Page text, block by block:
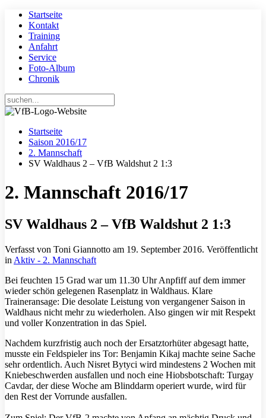
Startseite
Kontakt
Training
Anfahrt
Service
Foto-Album
Chronik
Startseite
Saison 2016/17
2. Mannschaft
SV Waldhaus 2 – VfB Waldshut 2 1:3
2. Mannschaft 2016/17
SV Waldhaus 2 – VfB Waldshut 2 1:3
Verfasst von Toni Giannotto am 19. September 2016. Veröffentlicht
in Aktiv - 2. Mannschaft
Bei feuchten 15 Grad war um 11.30 Uhr Anpfiff auf dem immer
wieder schön gelegenen Rasenplatz in Waldhaus. Klare
Traineransage: Die desolate Leistung von vergangener Saison in
Waldhaus nicht mehr zu wiederholen. Also gingen wir mit Respekt
und voller Konzentration in das Spiel.
Nachdem kurzfristig auch noch der Ersatztorhüter abgesagt hatte,
musste ein Feldspieler ins Tor: Benjamin Kikaj machte seine Sache
sehr ordentlich. Auch Nisret Bytyci wird mindestens 2 Wochen mit
Kniebeschwerden ausfallen und noch eine Hiobsbotschaft: Turgay
Cavdar, der diese Woche am Blinddarm operiert wurde, wird für
den Rest der Vorrunde ausfallen.